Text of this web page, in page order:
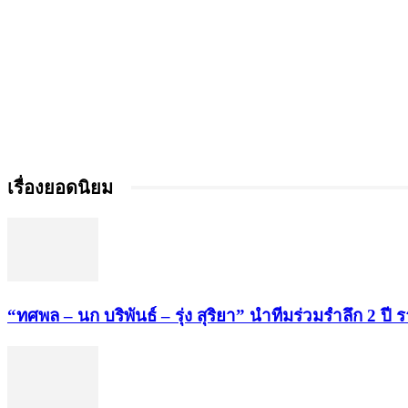
เรื่องยอดนิยม
“ทศพล – นก บริพันธ์ – รุ่ง สุริยา” นำทีมร่วมรำลึก 2 ปี